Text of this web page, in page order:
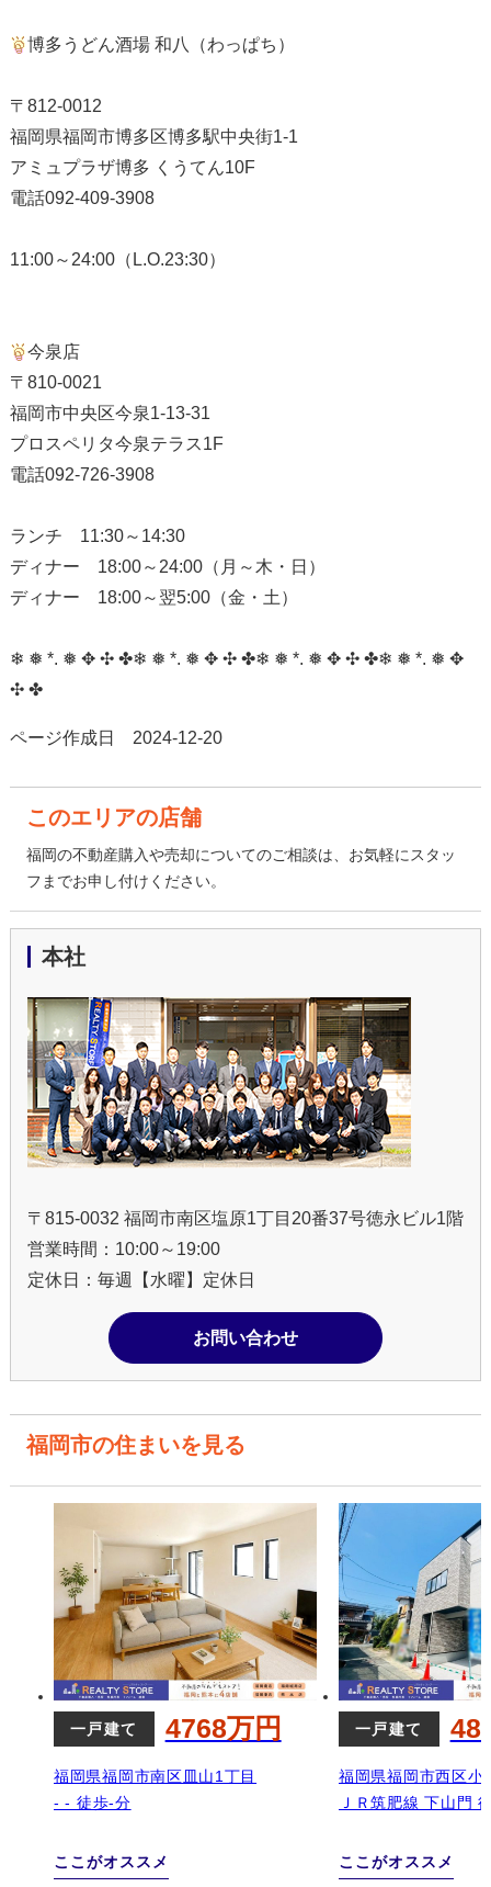
博多うどん酒場 和八（わっぱち）
〒812-0012
福岡県福岡市博多区博多駅中央街1-1
アミュプラザ博多 くうてん10F
電話092-409-3908
11:00～24:00（L.O.23:30）
今泉店
〒810-0021
福岡市中央区今泉1-13-31
プロスペリタ今泉テラス1F
電話092-726-3908
ランチ 11:30～14:30
ディナー 18:00～24:00（月～木・日）
ディナー 18:00～翌5:00（金・土）
❄ ❅ *. ❅ ✥ ✣ ✤❄ ❅ *. ❅ ✥ ✣ ✤❄ ❅ *. ❅ ✥ ✣ ✤❄ ❅ *. ❅ ✥
✣ ✤
ページ作成日 2024-12-20
このエリアの店舗
福岡の不動産購入や売却についてのご相談は、お気軽にスタッ
フまでお申し付けください。
本社
〒815-0032 福岡市南区塩原1丁目20番37号徳永ビル1階
営業時間：10:00～19:00
定休日：毎週【水曜】定休日
お問い合わせ
福岡市の住まいを見る